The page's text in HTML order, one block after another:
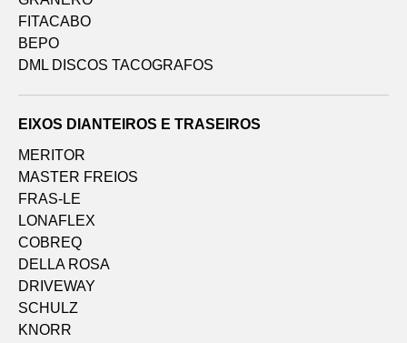
FITACABO
BEPO
DML DISCOS TACOGRAFOS
EIXOS DIANTEIROS E TRASEIROS
MERITOR
MASTER FREIOS
FRAS-LE
LONAFLEX
COBREQ
DELLA ROSA
DRIVEWAY
SCHULZ
KNORR